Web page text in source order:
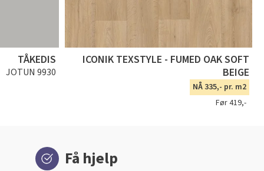
TÅKEDIS
JOTUN 9930
ICONIK TEXSTYLE - FUMED OAK SOFT
BEIGE
NÅ 335,- pr. m2
Før 419,-
Få hjelp